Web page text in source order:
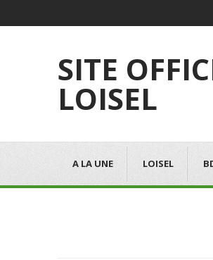
SITE
LOISEL
A LA UNE LOISEL